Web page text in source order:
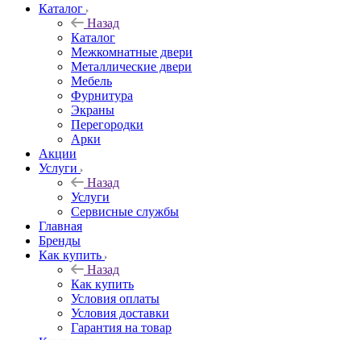
Каталог
Назад
Каталог
Межкомнатные двери
Металлические двери
Мебель
Фурнитура
Экраны
Перегородки
Арки
Акции
Услуги
Назад
Услуги
Сервисные службы
Главная
Бренды
Как купить
Назад
Как купить
Условия оплаты
Условия доставки
Гарантия на товар